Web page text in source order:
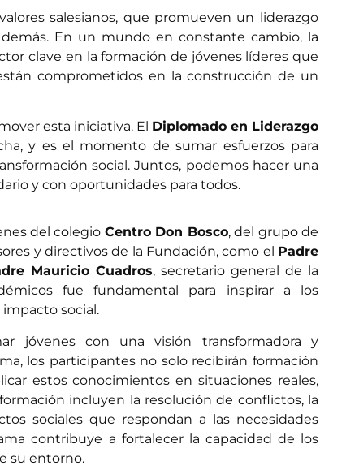
salesianos, que promueven un liderazgo
En un mundo en constante cambio, la
clave en la formación de jóvenes líderes que
comprometidos en la construcción de un
esta iniciativa. El Diplomado en Liderazgo
y es el momento de sumar esfuerzos para
social. Juntos, podemos hacer una
y con oportunidades para todos.
del colegio Centro Don Bosco, del grupo de
y directivos de la Fundación, como el Padre
Mauricio Cuadros, secretario general de la
fue fundamental para inspirar a los
social.
jóvenes con una visión transformadora y
los participantes no solo recibirán formación
estos conocimientos en situaciones reales,
incluyen la resolución de conflictos, la
sociales que respondan a las necesidades
contribuye a fortalecer la capacidad de los
su entorno.